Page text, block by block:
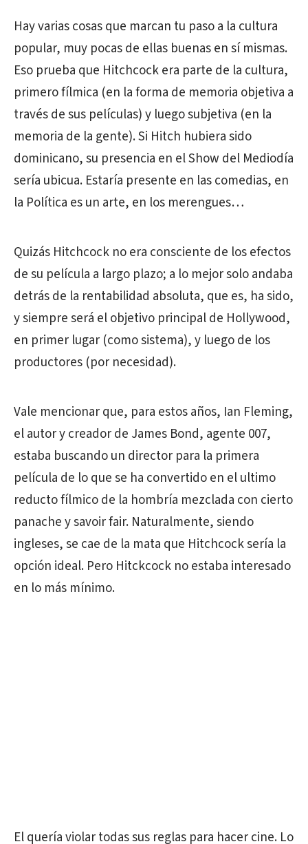
Hay varias cosas que marcan tu paso a la cultura
popular, muy pocas de ellas buenas en sí mismas.
Eso prueba que Hitchcock era parte de la cultura,
primero fílmica (en la forma de memoria objetiva a
través de sus películas) y luego subjetiva (en la
memoria de la gente). Si Hitch hubiera sido
dominicano, su presencia en el Show del Mediodía
sería ubicua. Estaría presente en las comedias, en
la Política es un arte, en los merengues…
Quizás Hitchcock no era consciente de los efectos
de su película a largo plazo; a lo mejor solo andaba
detrás de la rentabilidad absoluta, que es, ha sido,
y siempre será el objetivo principal de Hollywood,
en primer lugar (como sistema), y luego de los
productores (por necesidad).
Vale mencionar que, para estos años, Ian Fleming,
el autor y creador de James Bond, agente 007,
estaba buscando un director para la primera
película de lo que se ha convertido en el ultimo
reducto fílmico de la hombría mezclada con cierto
panache y savoir fair. Naturalmente, siendo
ingleses, se cae de la mata que Hitchcock sería la
opción ideal. Pero Hitckcock no estaba interesado
en lo más mínimo.
El quería violar todas sus reglas para hacer cine. Lo